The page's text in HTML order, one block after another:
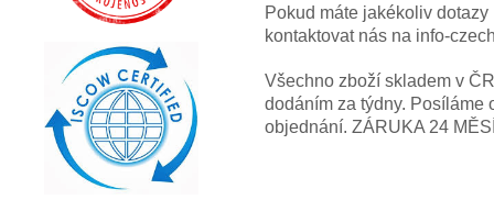
Pokud máte jakékoliv
kontaktovat nás na info-
Všechno zboží skladem v
dodáním za týdny. Posíláme
objednání. ZÁRUKA 24